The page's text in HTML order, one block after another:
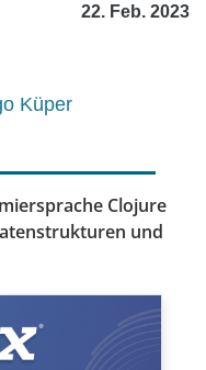
22. Feb. 2023
Küper
Clojure
und